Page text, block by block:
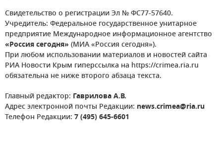
Свидетельство о регистрации Эл № ФС77-57640.
Учредитель: Федеральное государственное унитарное
предприятие Международное информационное агентство
«Россия сегодня» (МИА «Россия сегодня»).
При любом использовании материалов и новостей сайта
РИА Новости Крым гиперссылка на https://crimea.ria.ru
обязательна не ниже второго абзаца текста.
Главный редактор: Гаврилова А.В.
Адрес электронной почты Редакции: news.crimea@ria.ru
Телефон Редакции: 7 (495) 645-6601